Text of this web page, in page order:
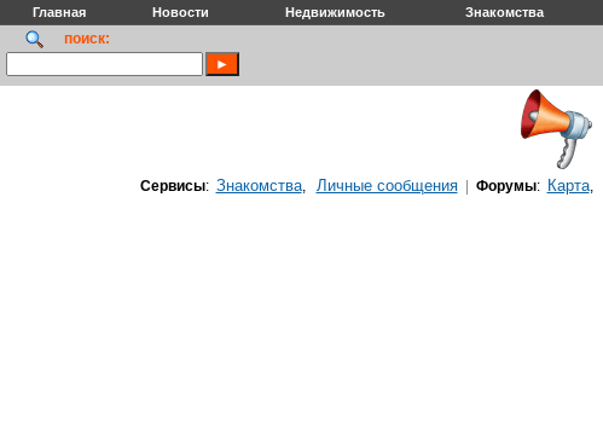
Главная Новости Недвижимость Знакомства
поиск:
Сервисы: Знакомства, Личные сообщения| Форумы: Карта,